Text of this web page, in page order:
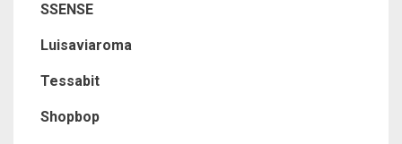
SSENSE
Luisaviaroma
Tessabit
Shopbop